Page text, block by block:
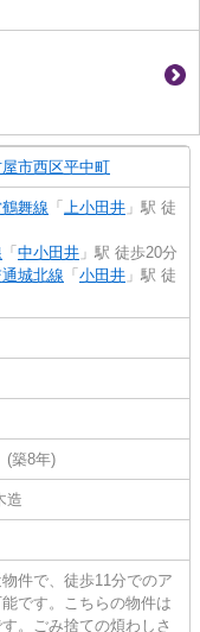
市西区平中町
舞線 「 上小田井 」駅 徒
「 中小田井 」駅 徒歩20分
城北線 「 小田井 」駅 徒
(築8年)
造
件で、徒歩11分でのア
です。こちらの物件は
。ごみ捨ての煩わしさ